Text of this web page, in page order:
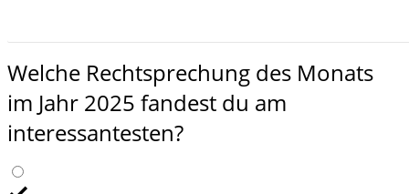
Welche Rechtsprechung des Monats
im Jahr 2025 fandest du am
interessantesten?